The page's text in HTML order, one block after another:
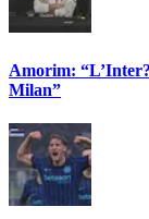
Amorim:
Milan”